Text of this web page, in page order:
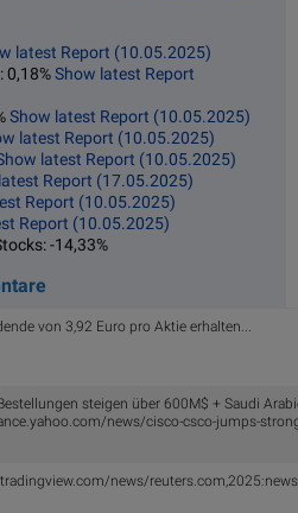
latest Report (10.05.2025)
0,18%Show latest Report
Show latest Report (10.05.2025)
latest Report (10.05.2025)
latest Report (10.05.2025)
Report (17.05.2025)
Report (10.05.2025)
Report (10.05.2025)
-14,33%
von 3,92 Euro pro Aktie erhalten...
steigen über 600M$ + Saudi
news/cisco-csco-jumps-
news/